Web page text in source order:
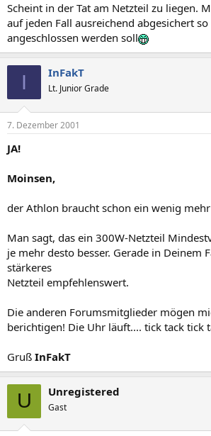
Scheint in der Tat am Netzteil zu liegen.
auf jeden Fall ausreichend abgesichert
angeschlossen werden soll
I InFakT
Lt. Junior Grade
7. Dezember 2001
JA!
Moinsen,
der Athlon braucht schon ein wenig
Man sagt, das ein 300W-Netzteil
je mehr desto besser. Gerade in Deinem
stärkeres
Netzteil empfehlenswert.
Die anderen Forumsmitglieder mögen
berichtigen! Die Uhr läuft.... tick tack tick
Gruß InFakT
U Unregistered
Gast